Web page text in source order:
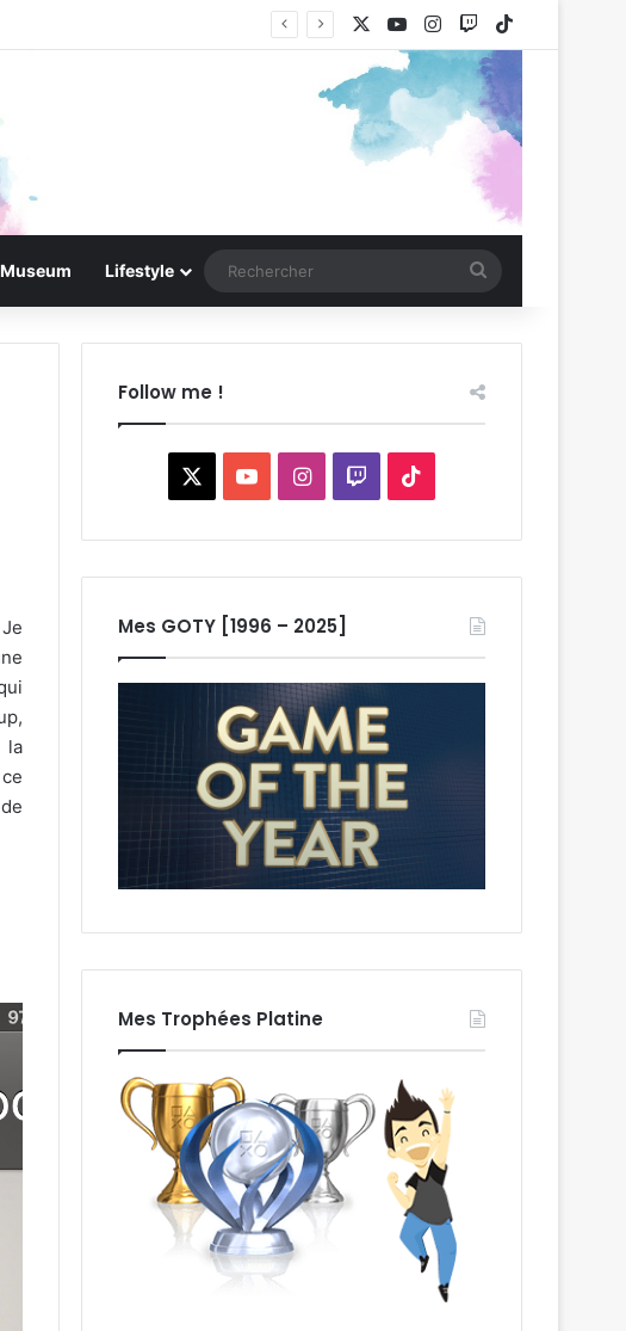
YouTubeInstagram
Twitch
Lifestyle
la
Follow me !
YouTubeInstagram
Twitch
Mes GOTY [1996 – 2025]
Mes Trophées Platine